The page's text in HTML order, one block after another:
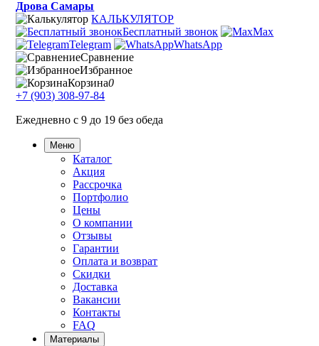
Дрова Самары
КАЛЬКУЛЯТОР
Бесплатный звонок
Max
Telegram
WhatsApp
Сравнение
Избранное
Корзина0
+7 (903) 308-97-84
Ежедневно с 9 до 19 без обеда
Меню
Каталог
Акция
Рассрочка
Портфолио
Цены
О компании
Отзывы
Гарантии
Оплата и возврат
Скидки
Доставка
Вакансии
Контакты
FAQ
Материалы